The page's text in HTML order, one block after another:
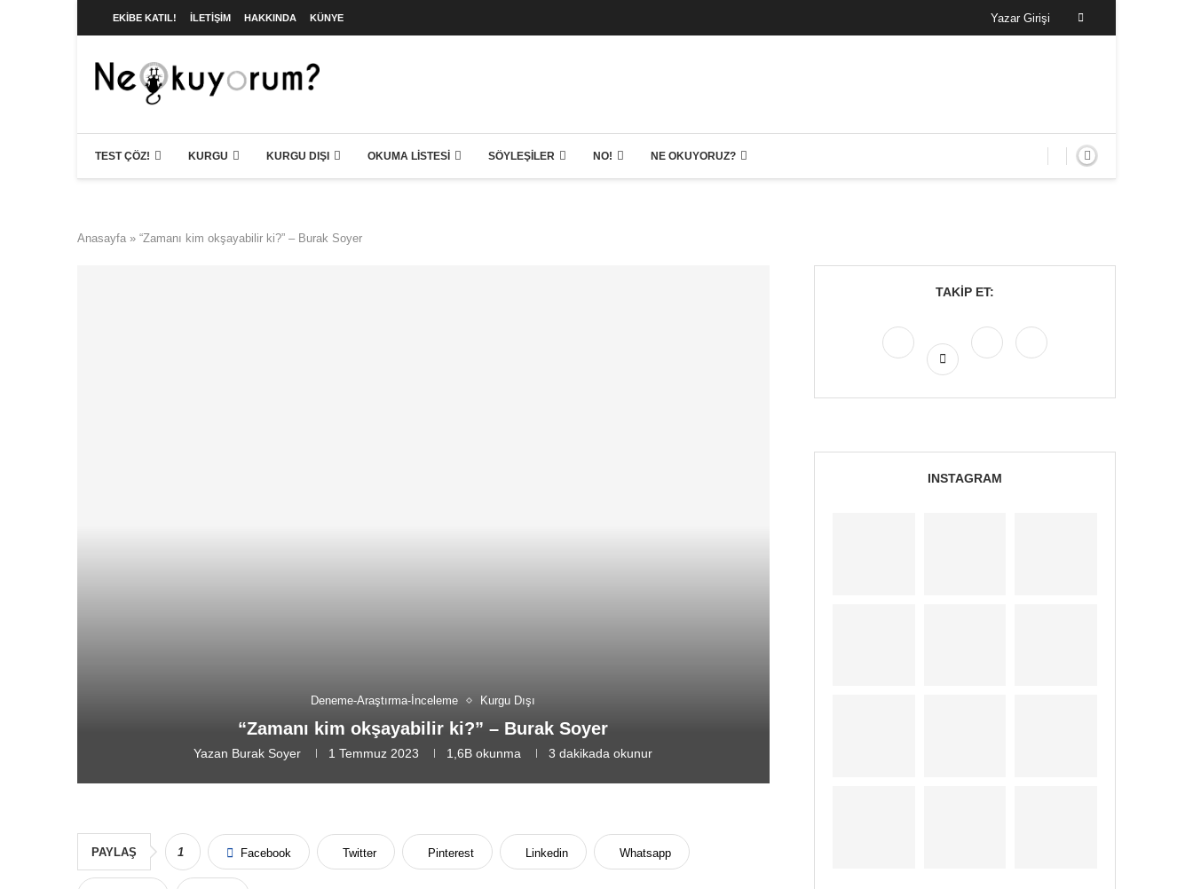
EKIBE KATIL! İLETIŞIM HAKKINDA KÜNYE Yazar Girişi
TEST ÇÖZ! KURGU KURGU DIŞI OKUMA LISTESI SÖYLEŞILER NO! NE OKUYORUZ?
Anasayfa » “Zamanı kim okşayabilir ki?” – Burak Soyer
Deneme-Araştırma-İnceleme Kurgu Dışı
“Zamanı kim okşayabilir ki?” – Burak Soyer
Yazan Burak Soyer 1 Temmuz 2023 1,6B okunma 3 dakikada okunur
PAYLAŞ 1 Facebook Twitter Pinterest Linkedin Whatsapp
TAKIP ET:
INSTAGRAM